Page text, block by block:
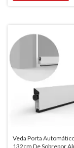
Veda Porta
132cm De Sobrepor